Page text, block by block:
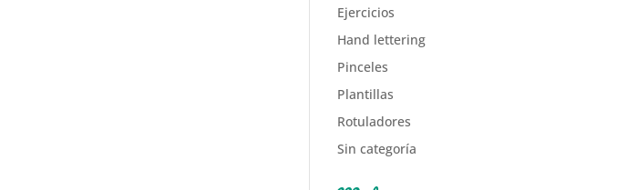
Ejercicios
Hand lettering
Pinceles
Plantillas
Rotuladores
Sin categoría